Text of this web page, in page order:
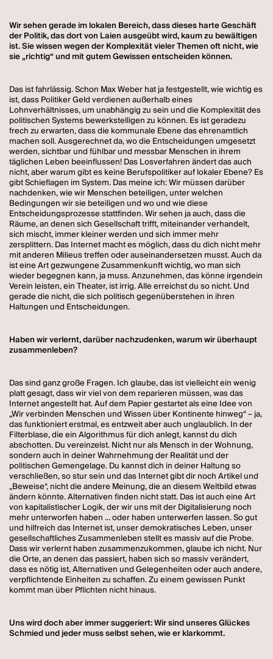
Wir sehen gerade im lokalen Bereich, dass dieses harte Geschäft
der Politik, das dort von Laien ausgeübt wird, kaum zu bewältigen
ist. Sie wissen wegen der Komplexität vieler Themen oft nicht, wie
sie „richtig“ und mit gutem Gewissen entscheiden können.
Das ist fahrlässig. Schon Max Weber hat ja festgestellt, wie wichtig es
ist, dass Politiker Geld verdienen außerhalb eines
Lohnverhältnisses, um unabhängig zu sein und die Komplexität des
politischen Systems bewerkstelligen zu können. Es ist geradezu
frech zu erwarten, dass die kommunale Ebene das ehrenamtlich
machen soll. Ausgerechnet da, wo die Entscheidungen umgesetzt
werden, sichtbar und fühlbar und messbar Menschen in ihrem
täglichen Leben beeinflussen! Das Losverfahren ändert das auch
nicht, aber warum gibt es keine Berufspolitiker auf lokaler Ebene? Es
gibt Schieflagen im System. Das meine ich: Wir müssen darüber
nachdenken, wie wir Menschen beteiligen, unter welchen
Bedingungen wir sie beteiligen und wo und wie diese
Entscheidungsprozesse stattfinden. Wir sehen ja auch, dass die
Räume, an denen sich Gesellschaft trifft, miteinander verhandelt,
sich mischt, immer kleiner werden und sich immer mehr
zersplittern. Das Internet macht es möglich, dass du dich nicht mehr
mit anderen Milieus treffen oder auseinandersetzen musst. Auch da
ist eine Art gezwungene Zusammenkunft wichtig, wo man sich
wieder begegnen kann, ja muss. Anzunehmen, das könne irgendein
Verein leisten, ein Theater, ist irrig. Alle erreichst du so nicht. Und
gerade die nicht, die sich politisch gegenüberstehen in ihren
Haltungen und Entscheidungen.
Haben wir verlernt, darüber nachzudenken, warum wir überhaupt
zusammenleben?
Das sind ganz große Fragen. Ich glaube, das ist vielleicht ein wenig
platt gesagt, dass wir viel von dem reparieren müssen, was das
Internet angestellt hat. Auf dem Papier gestartet als eine Idee von
„Wir verbinden Menschen und Wissen über Kontinente hinweg“ – ja,
das funktioniert erstmal, es entzweit aber auch unglaublich. In der
Filterblase, die ein Algorithmus für dich anlegt, kannst du dich
abschotten. Du vereinzelst. Nicht nur als Mensch in der Wohnung,
sondern auch in deiner Wahrnehmung der Realität und der
politischen Gemengelage. Du kannst dich in deiner Haltung so
verschließen, so stur sein und das Internet gibt dir noch Artikel und
„Beweise“, nicht die andere Meinung, die an diesem Weltbild etwas
ändern könnte. Alternativen finden nicht statt. Das ist auch eine Art
von kapitalistischer Logik, der wir uns mit der Digitalisierung noch
mehr unterworfen haben ... oder haben unterwerfen lassen. So gut
und hilfreich das Internet ist, unser demokratisches Leben, unser
gesellschaftliches Zusammenleben stellt es massiv auf die Probe.
Dass wir verlernt haben zusammenzukommen, glaube ich nicht. Nur
die Orte, an denen das passiert, haben sich so massiv verändert,
dass es nötig ist, Alternativen und Gelegenheiten oder auch andere,
verpflichtende Einheiten zu schaffen. Zu einem gewissen Punkt
kommt man über Pflichten nicht hinaus.
Uns wird doch aber immer suggeriert: Wir sind unseres Glückes
Schmied und jeder muss selbst sehen, wie er klarkommt.